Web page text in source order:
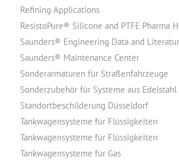
Refining Applications
ResistoPure® Silicone and PTFE Pharma
Saunders® Engineering Data and
Saunders® Maintenance Center
Sonderarmaturen für Straßenfahrzeuge
Sonderzubehör für Systeme aus
Standortbeschilderung Düsseldorf
Tankwagensysteme für Flüssigkeiten
Tankwagensysteme für Flüssigkeiten
Tankwagensysteme für Gas